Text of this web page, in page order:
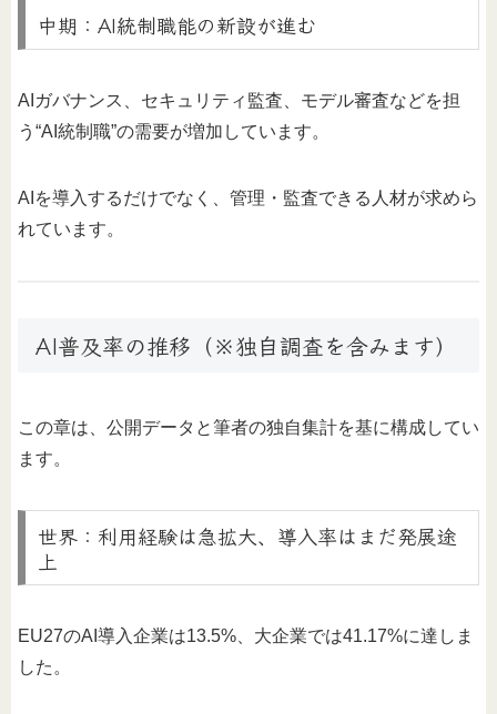
中期：AI統制職能の新設が進む
AIガバナンス、セキュリティ監査、モデル審査などを担
う“AI統制職”の需要が増加しています。
AIを導入するだけでなく、管理・監査できる人材が求めら
れています。
AI普及率の推移（※独自調査を含みます）
この章は、公開データと筆者の独自集計を基に構成してい
ます。
世界：利用経験は急拡大、導入率はまだ発展途
上
EU27のAI導入企業は13.5%、大企業では41.17%に達しま
した。